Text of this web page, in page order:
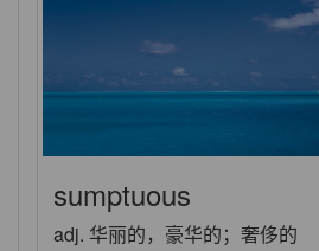
sumptuous
adj. 华丽的，豪华的；奢侈的